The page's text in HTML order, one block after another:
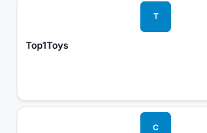
T
Top1Toys
C